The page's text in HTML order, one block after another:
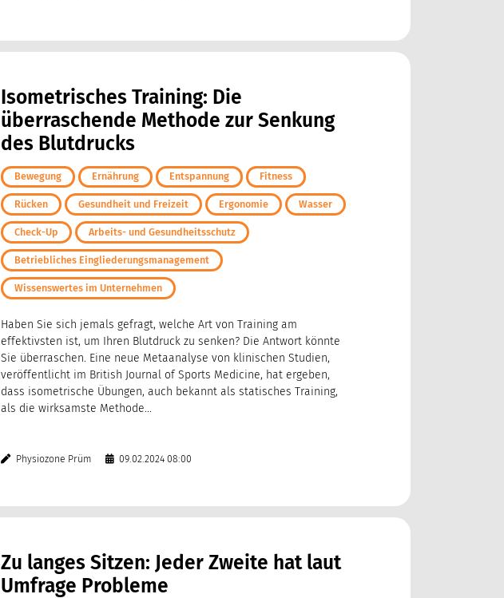
Isometrisches Training: Die
überraschende Methode zur Senkung
des Blutdrucks
Bewegung Ernährung Entspannung Fitness
Rücken Gesundheit und Freizeit Ergonomie Wasser
Check-Up Arbeits- und Gesundheitsschutz
Betriebliches Eingliederungsmanagement
Wissenswertes im Unternehmen
Haben Sie sich jemals gefragt, welche Art von Training am
effektivsten ist, um Ihren Blutdruck zu senken? Die Antwort könnte
Sie überraschen. Eine neue Metaanalyse von klinischen Studien,
veröffentlicht im British Journal of Sports Medicine, hat ergeben,
dass isometrische Übungen, auch bekannt als statisches Training,
als die wirksamste Methode...
Physiozone Prüm 09.02.2024 08:00
Zu langes Sitzen: Jeder Zweite hat laut
Umfrage Probleme